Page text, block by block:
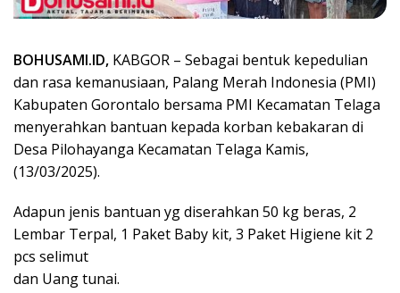
BOHUSAMI.ID, KABGOR – Sebagai bentuk kepedulian
dan rasa kemanusiaan, Palang Merah Indonesia (PMI)
Kabupaten Gorontalo bersama PMI Kecamatan Telaga
menyerahkan bantuan kepada korban kebakaran di
Desa Pilohayanga Kecamatan Telaga Kamis,
(13/03/2025).
Adapun jenis bantuan yg diserahkan 50 kg beras, 2
Lembar Terpal, 1 Paket Baby kit, 3 Paket Higiene kit 2
pcs selimut
dan Uang tunai.